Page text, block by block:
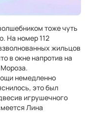
тоже чуть
На номер 112
жильцов
в окне напротив на
немедленно
это был
игрушечного
Лина